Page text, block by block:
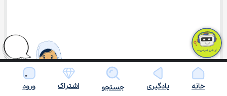
خانه یادگیری جستجو اشتراک ورود